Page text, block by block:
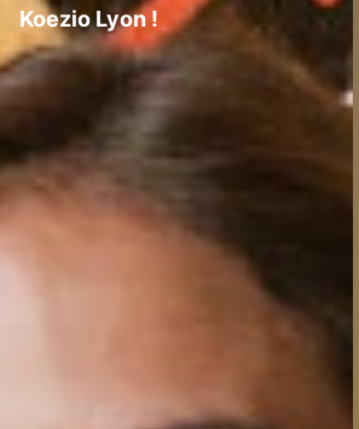
Koezio Lyon !